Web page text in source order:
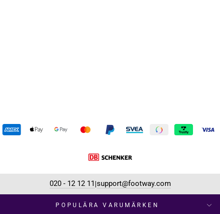
020 - 12 12 11 |support@footway.com
POPULÄRA VARUMÄRKEN